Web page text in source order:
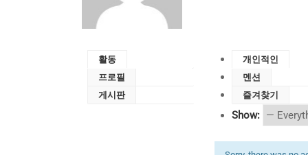
활동
프로필
게시판
개인적인
멘션
즐겨찾기
Show: